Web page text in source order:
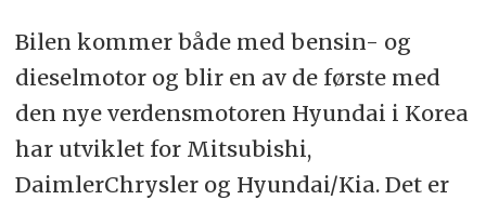
Bilen kommer både med bensin- og
dieselmotor og blir en av de første med
den nye verdensmotoren Hyundai i Korea
har utviklet for Mitsubishi,
DaimlerChrysler og Hyundai/Kia. Det er